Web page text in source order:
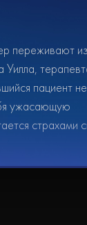
переживают
пациент
ужасающую
страхами